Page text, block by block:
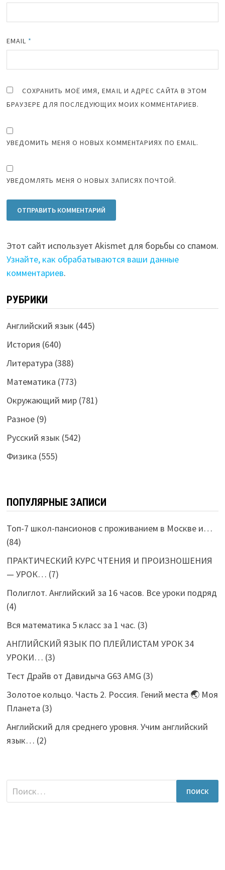
EMAIL *
СОХРАНИТЬ МОЁ ИМЯ, EMAIL И АДРЕС САЙТА В ЭТОМ
БРАУЗЕРЕ ДЛЯ ПОСЛЕДУЮЩИХ МОИХ КОММЕНТАРИЕВ.
УВЕДОМИТЬ МЕНЯ О НОВЫХ КОММЕНТАРИЯХ ПО EMAIL.
УВЕДОМЛЯТЬ МЕНЯ О НОВЫХ ЗАПИСЯХ ПОЧТОЙ.
Этот сайт использует Akismet для борьбы со спамом.
Узнайте, как обрабатываются ваши данные
комментариев.
РУБРИКИ
Английский язык (445)
История (640)
Литература (388)
Математика (773)
Окружающий мир(781)
Разное(9)
Русский язык (542)
Физика (555)
ПОПУЛЯРНЫЕ ЗАПИСИ
Топ-7 школ-пансионов с проживанием в Москве и…
(84)
ПРАКТИЧЕСКИЙ КУРС ЧТЕНИЯ И ПРОИЗНОШЕНИЯ
— УРОК… (7)
Полиглот. Английский за 16 часов. Все уроки подряд
(4)
Вся математика 5 класс за 1 час. (3)
АНГЛИЙСКИЙ ЯЗЫК ПО ПЛЕЙЛИСТАМ УРОК 34
УРОКИ… (3)
Тест Драйв от Давидыча G63 AMG (3)
Золотое кольцо. Часть 2. Россия. Гений места 🌏 Моя
Планета (3)
Английский для среднего уровня. Учим английский
язык… (2)
Найти: